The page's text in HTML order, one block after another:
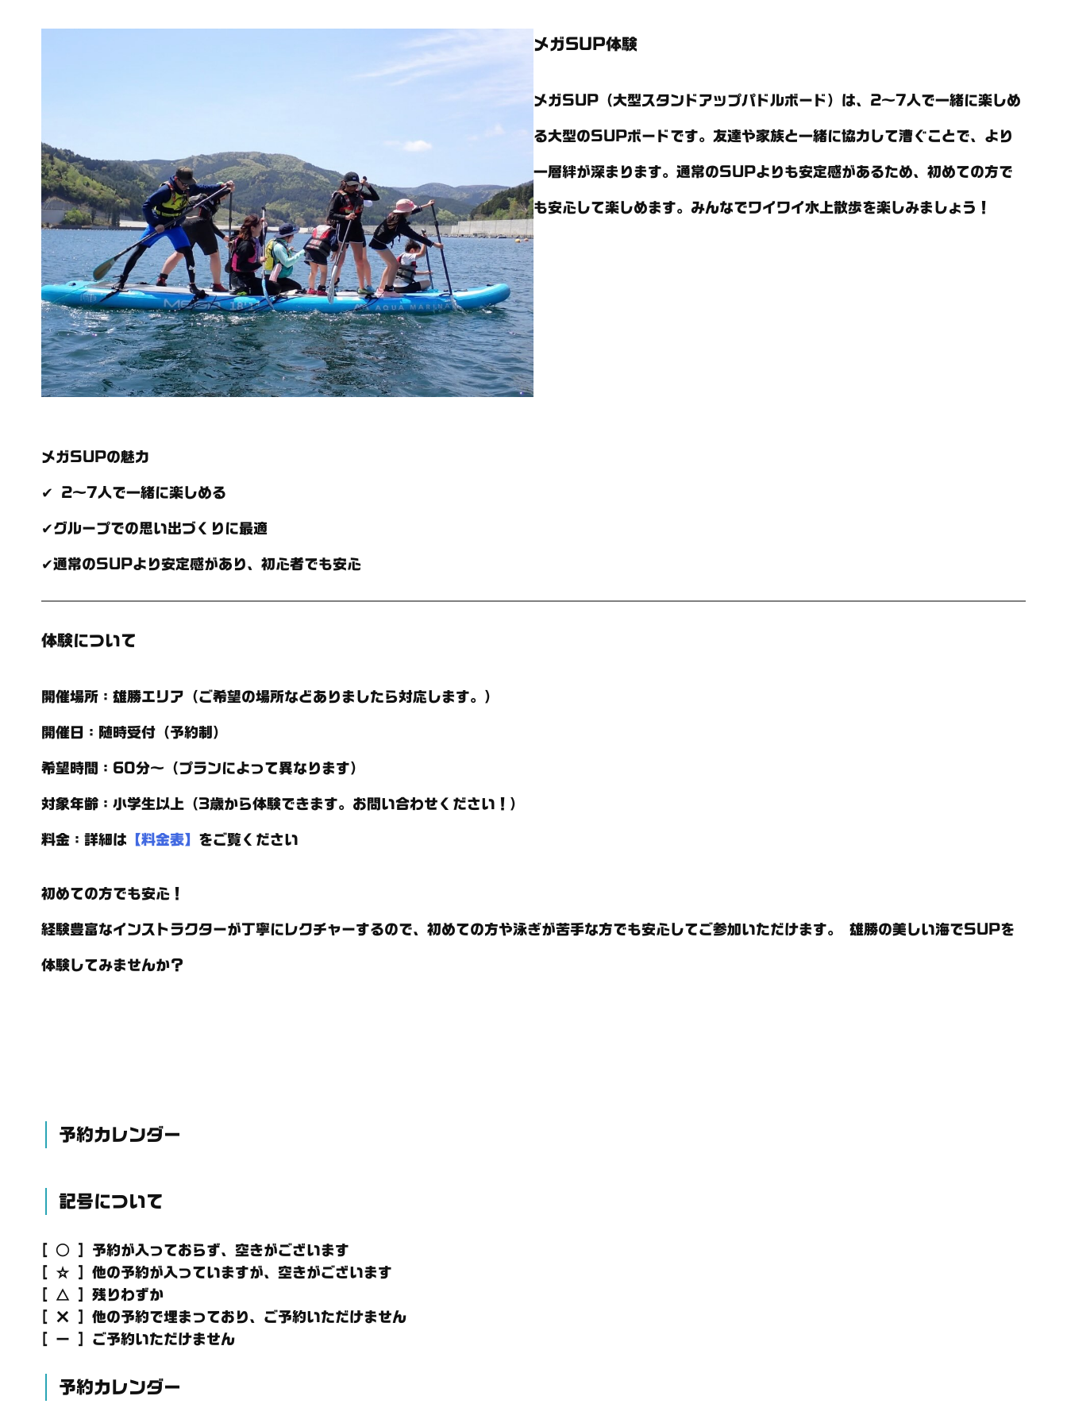
メガSUP体験
メガSUP（大型スタンドアップパドルボード）は、2～7人で一緒に楽しめ
る大型のSUPボードです。友達や家族と一緒に協力して漕ぐことで、より
一層絆が深まります。通常のSUPよりも安定感があるため、初めての方で
も安心して楽しめます。みんなでワイワイ水上散歩を楽しみましょう！
メガSUPの魅力
✔ 2～7人で一緒に楽しめる
✔グループでの思い出づくりに最適
✔通常のSUPより安定感があり、初心者でも安心
体験について
開催場所 ：雄勝エリア（ご希望の場所などありましたら対応します。）
開催日 ：随時受付（予約制）
希望時間 ：60分～（プランによって異なります）
対象年齢 ：小学生以上（3歳から体験できます。お問い合わせください！）
料金 ：詳細は 【料金表】 をご覧ください
初めての方でも安心！
経験豊富なインストラクターが丁寧にレクチャーするので、初めての方や泳ぎが苦手な方でも安心してご参加いただけます。 雄勝の美しい海でSUPを
体験してみませんか？
予約カレンダー
記号について
[ ○ ] 予約が入っておらず、空きがございます
[ ☆ ] 他の予約が入っていますが、空きがございます
[ △ ] 残りわずか
[ × ] 他の予約で埋まっており、ご予約いただけません
[ － ] ご予約いただけません
予約カレンダー